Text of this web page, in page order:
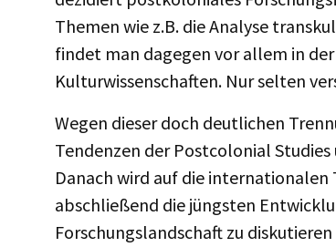
Themen wie z.B. die Analyse
findet man dagegen vor allem in
Kulturwissenschaften. Nur selten
Wegen dieser doch deutlichen
Tendenzen der Postcolonial
Danach wird auf die
abschließend die jüngsten
Forschungslandschaft zu